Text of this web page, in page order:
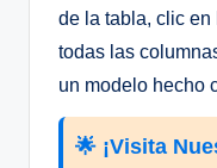
de la tabla, clic
todas las
un modelo hecho
🌟 ¡Visita